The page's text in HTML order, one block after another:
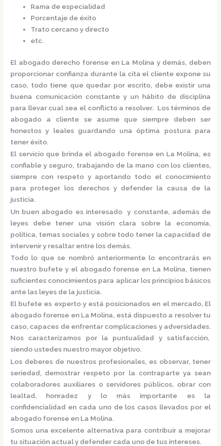
Rama de especialidad
Porcentaje de éxito
Trato cercano y directo
etc.
El abogado derecho forense en La Molina y demás, deben
proporcionar confianza durante la cita el cliente expone su
caso, todo tiene que quedar por escrito, debe existir una
buena comunicación constante y un hábito de disciplina
para llevar cual sea el conflicto a resolver. Los términos de
abogado a cliente se asume que siempre deben ser
honestos y leales guardando una óptima postura para
tener éxito.
El servicio que brinda el abogado forense en La Molina, es
confiable y seguro, trabajando de la mano con los clientes,
siempre con respeto y aportando todo el conocimiento
para proteger los derechos y defender la causa de la
justicia.
Un buen abogado es interesado y constante, además de
leyes debe tener una visión clara sobre la economía,
política, temas sociales y sobre todo tener la capacidad de
intervenir y resaltar entre los demás.
Todo lo que se nombró anteriormente lo encontrarás en
nuestro bufete y el abogado forense en La Molina, tienen
suficientes conocimientos para aplicar los principios básicos
ante las leyes de la justicia.
El bufete es experto y está posicionados en el mercado, El
abogado forense en La Molina, está dispuesto a resolver tu
caso, capaces de enfrentar complicaciones y adversidades.
Nos caracterizamos por la puntualidad y satisfacción,
siendo ustedes nuestro mayor objetivo.
Los deberes de nuestros profesionales, es observar, tener
seriedad, demostrar respeto por la contraparte ya sean
colaboradores auxiliares o servidores públicos, obrar con
lealtad, honradez y lo más importante es la
confidencialidad en cada uno de los casos llevados por el
abogado forense en La Molina.
Somos una excelente alternativa para contribuir a mejorar
tu situación actual y defender cada uno de tus intereses.